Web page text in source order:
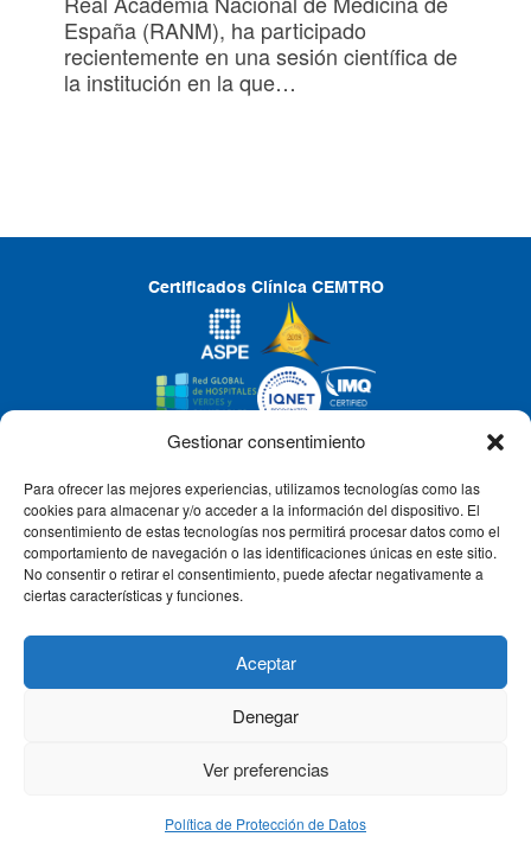
Gestionar consentimiento
Para ofrecer las mejores experiencias, utilizamos tecnologías como las
cookies para almacenar y/o acceder a la información del dispositivo. El
consentimiento de estas tecnologías nos permitirá procesar datos como el
comportamiento de navegación o las identificaciones únicas en este sitio.
No consentir o retirar el consentimiento, puede afectar negativamente a
ciertas características y funciones.
Aceptar
Denegar
Ver preferencias
Política de Protección de Datos
España (RANM), ha participado
recientemente en una sesión científica de
la institución en la que…
Certificados Clínica CEMTRO
CLÍNICA CEMTRO
QUIÉNES SOMOS